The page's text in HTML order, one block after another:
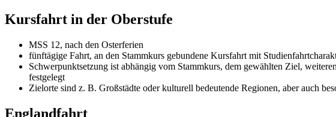
Kursfahrt in der Oberstufe
MSS 12, nach den Osterferien
fünftägige Fahrt, an den Stammkurs gebundene Kursfahrt mit
Schwerpunktsetzung ist abhängig vom Stammkurs, dem gewählten Ziel,
festgelegt
Zielorte sind z. B. Großstädte oder kulturell bedeutende Regionen, aber auch
Englandfahrt